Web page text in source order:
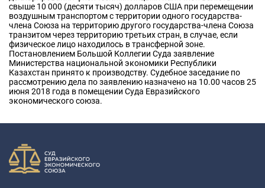
свыше 10 000 (десяти тысяч) долларов США при перемещении
воздушным транспортом с территории одного государства-
члена Союза на территорию другого государства-члена Союза
транзитом через территорию третьих стран, в случае, если
физическое лицо находилось в трансферной зоне.
Постановлением Большой Коллегии Суда заявление
Министерства национальной экономики Республики
Казахстан принято к производству. Судебное заседание по
рассмотрению дела по заявлению назначено на 10.00 часов 25
июня 2018 года в помещении Суда Евразийского
экономического союза.